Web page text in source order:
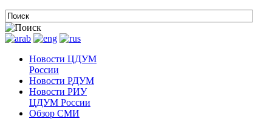
Новости ЦДУМ
России
Новости РДУМ
Новости РИУ
ЦДУМ России
Обзор СМИ